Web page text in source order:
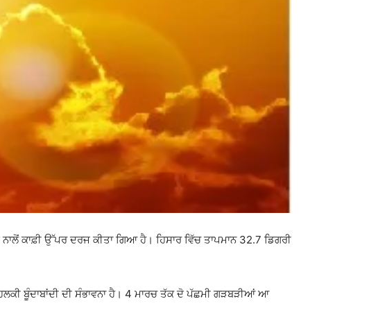
ਕਾਫ਼ੀ ਉੱਪਰ ਦਰਜ ਕੀਤਾ ਗਿਆ ਹੈ। ਹਿਸਾਰਵਿੱਚ ਤਾਪਮਾਨ 32.7 ਡਿਗਰੀ
ਬੂੰਦਾਬਾਂਦੀ ਦੀ ਸੰਭਾਵਨਾ ਹੈ। 4 ਮਾਰਚ ਤੱਕ ਦੋ ਪੱਛਮੀ ਗੜਬੜੀਆਂ ਆ